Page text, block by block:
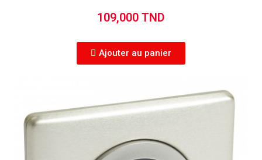
109,000 TND
Ajouter au panier